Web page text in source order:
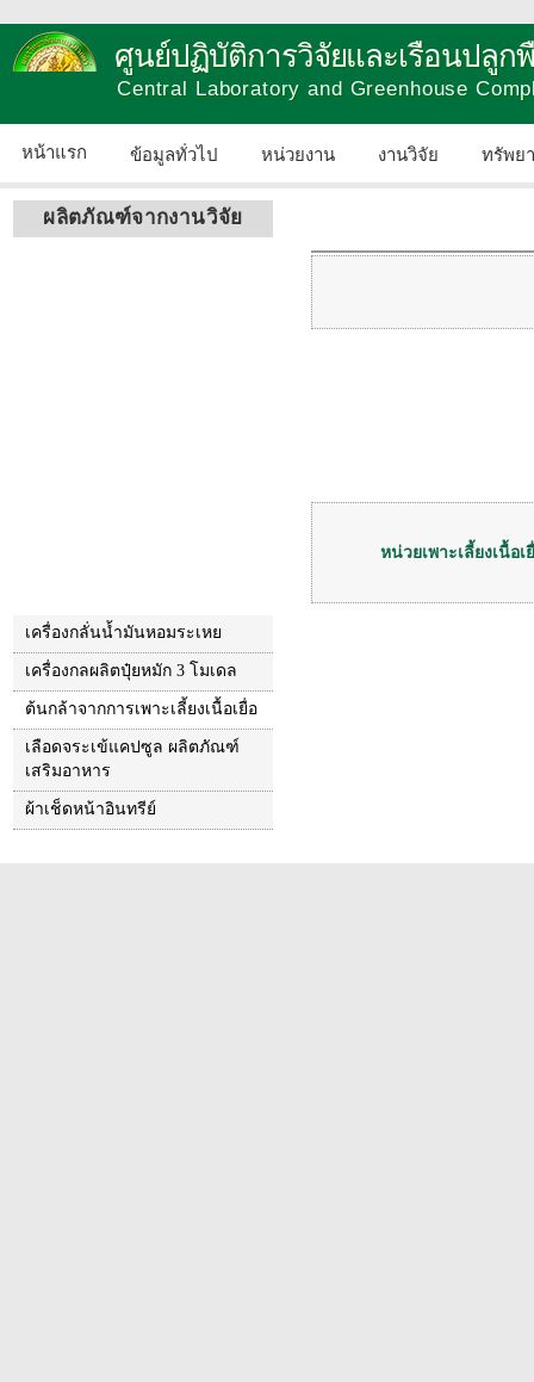
ศูนย์ปฏิบัติการวิจัยและเรือนปลูก
Central Laboratory and Greenhouse
หน้าแรก ข้อมูลทั่วไป หน่วยงาน งานวิจัย ทรัพย
ผลิตภัณฑ์จากงานวิจัย
เครื่องกลั่นน้ำมันหอมระเหย
เครื่องกลผลิตปุ๋ยหมัก 3 โมเดล
ต้นกล้าจากการเพาะเลี้ยงเนื้อเยื่อ
เลือดจระเข้แคปซูล ผลิตภัณฑ์
เสริมอาหาร
ผ้าเช็ดหน้าอินทรีย์
หน่วยเพาะเลี้ยงเนื้อเ